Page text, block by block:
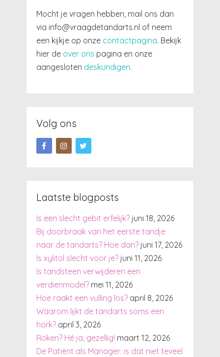
Mocht je vragen hebben, mail ons dan
via info@vraagdetandarts.nl of neem
een kijkje op onze contactpagina. Bekijk
hier de over ons pagina en onze
aangesloten deskundigen.
Volg ons
Laatste blogposts
Is een slecht gebit erfelijk? juni 18, 2026
Bij doorbraak van het eerste tandje
naar de tandarts? Hoe dan? juni 17, 2026
Is xylitol slecht voor je? juni 11, 2026
Is tandsteen verwijderen een
verdienmodel? mei 11, 2026
Hoe raakt een vulling los? april 8, 2026
Waarom lijkt de tandarts soms een
hork? april 3, 2026
Roken? Hé ja, gezellig! maart 12, 2026
De Patiënt als Manager: is dat niet teveel